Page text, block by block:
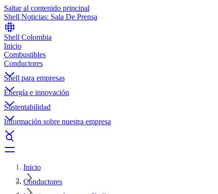
Saltar al contenido principal
Shell Noticias: Sala De Prensa
Shell Colombia
Inicio
Combustibles
Conductores
Shell para empresas
Energía e innovación
Sustentabilidad
Información sobre nuestra empresa
Inicio
Conductores